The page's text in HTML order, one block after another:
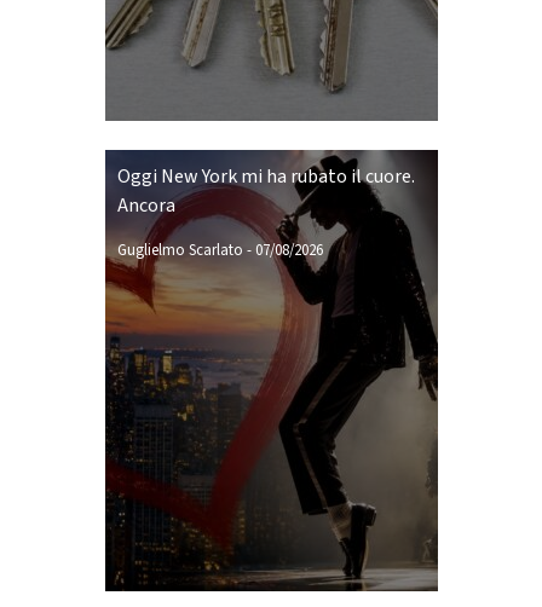
Oggi New York mi ha rubato il cuore.
Ancora
Guglielmo Scarlato -07/08/2026